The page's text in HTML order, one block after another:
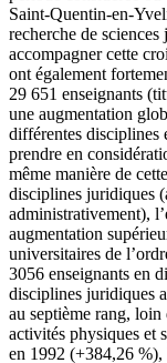
Saint-Quentin-en-
recherche de
accompagner cette
ont également
29 651 enseignants
une augmentation
différentes disciplines
prendre en
même manière de
disciplines juridiques
administrativement),
augmentation
universitaires de
3056 enseignants en
disciplines juridiques
au septième rang, loin
activités physiques et
en 1992 (+384,26 %),